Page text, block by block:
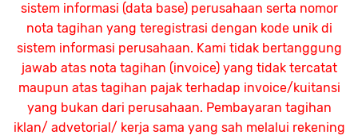
sistem informasi (data base) perusahaan serta nomor
nota tagihan yang teregistrasi dengan kode unik di
sistem informasi perusahaan. Kami tidak bertanggung
jawab atas nota tagihan (invoice) yang tidak tercatat
maupun atas tagihan pajak terhadap invoice/kuitansi
yang bukan dari perusahaan. Pembayaran tagihan
iklan/ advetorial/ kerja sama yang sah melalui rekening